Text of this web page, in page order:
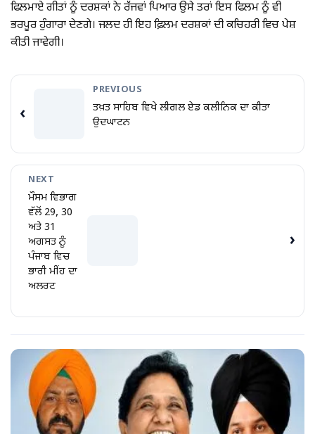
ਫਿਲਮਾਏ ਗੀਤਾਂ ਨੂੰ ਦਰਸ਼ਕਾਂ ਨੇ ਰੱਜਵਾਂ ਪਿਆਰ ਉਸੇ ਤਰਾਂ ਇਸ ਫਿਲਮ ਨੂੰ ਵੀ
ਭਰਪੂਰ ਹੁੰਗਾਰਾ ਦੇਣਗੇ। ਜਲਦ ਹੀ ਇਹ ਫ਼ਿਲਮ ਦਰਸ਼ਕਾਂ ਦੀ ਕਚਿਹਰੀ ਵਿਚ ਪੇਸ਼
ਕੀਤੀ ਜਾਵੇਗੀ।
‹
PREVIOUS
ਤਖ਼ਤ ਸਾਹਿਬ ਵਿਖੇ ਲੀਗਲ ਏਡ ਕਲੀਨਿਕ ਦਾ ਕੀਤਾ
ਉਦਘਾਟਨ
NEXT
ਮੌਸਮ ਵਿਭਾਗ
ਵੱਲੋਂ 29, 30
ਅਤੇ 31
ਅਗਸਤ ਨੂੰ
ਪੰਜਾਬ ਵਿਚ
ਭਾਰੀ ਮੀਂਹ ਦਾ
ਅਲਰਟ
›